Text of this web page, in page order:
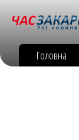
Головна